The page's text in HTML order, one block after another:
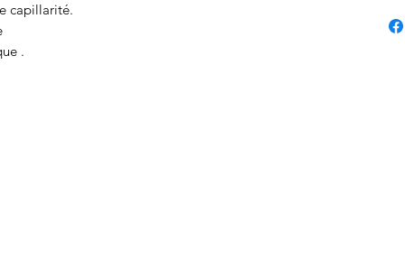
capillarité.
.